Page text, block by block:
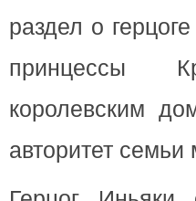
раздел о
принцессы
королевским
авторитет